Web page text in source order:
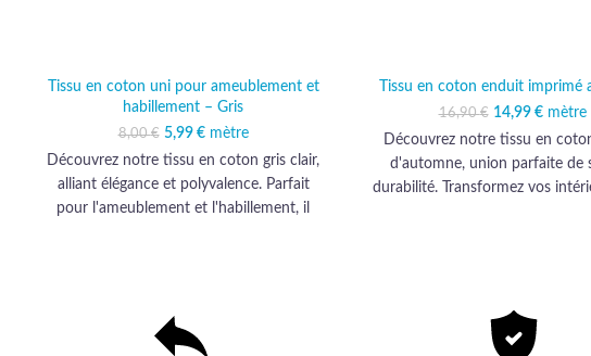
Tissu en coton uni pour ameublement et
habillement – Gris
8,00€
Le prix initial était :
8,00 €.
5,99 € Le prix actuel est :
5,99 €.
mètre
Découvrez notre tissu en coton gris clair,
alliant élégance et polyvalence. Parfait
pour l'ameublement et l'habillement, il
Tissu en coton enduit imprimé
16,90€
Le prix
14,99 € Le
mètre
Découvrez notre tissu en
d'automne, union parfaite de
durabilité. Transformez vos